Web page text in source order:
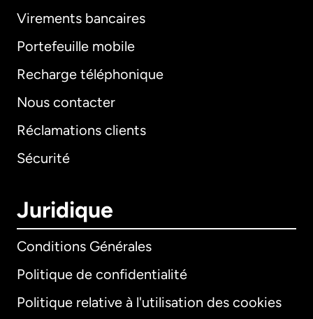
Virements bancaires
Portefeuille mobile
Recharge téléphonique
Nous contacter
Réclamations clients
Sécurité
Juridique
Conditions Générales
Politique de confidentialité
Politique relative à l'utilisation des cookies